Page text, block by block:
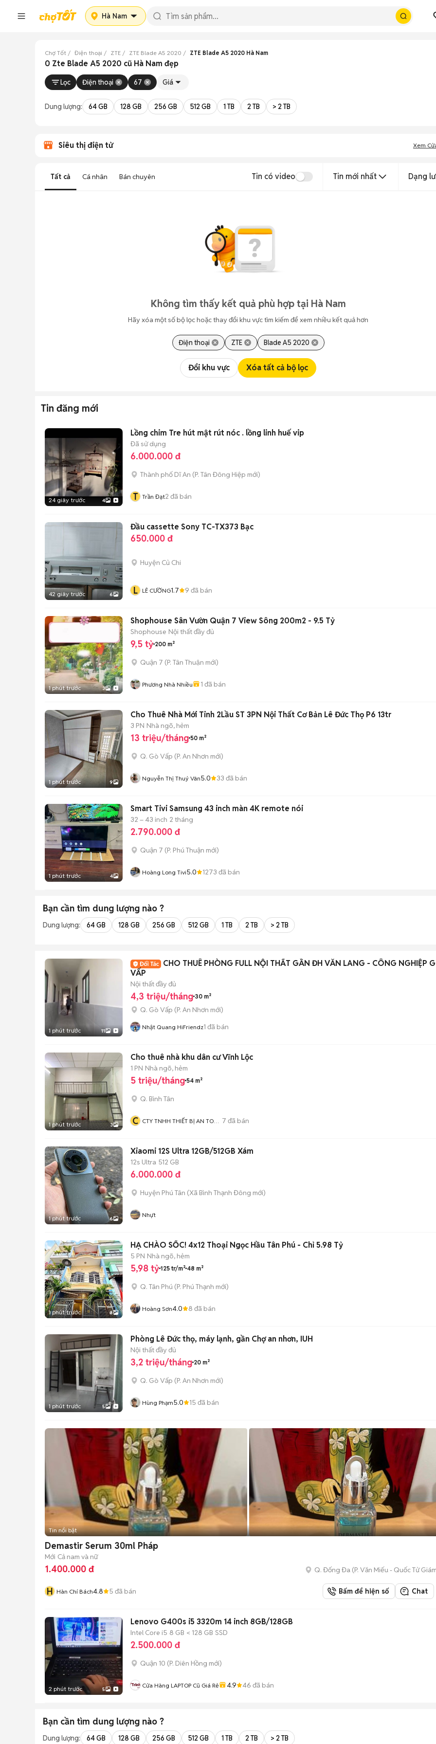
Hà Nam
Chợ Tốt Điện thoại ZTE ZTE Blade A5 2020 ZTE Blade A5 2020 Hà Nam
0 Zte Blade A5 2020 cũ Hà Nam đẹp
Lọc Điện thoại 67 Giá
Dung lượng: 64 GB 128 GB 256 GB 512 GB 1 TB 2 TB > 2 TB
Siêu thị điện tử Xem
Tất cả Cá nhân Bán chuyên Tin có video Tin mới nhất Dạng
Không tìm thấy kết quả phù hợp tại Hà Nam
Hãy xóa một số bộ lọc hoặc thay đổi khu vực tìm kiếm để xem nhiều kết quả hơn
Điện thoại ZTE Blade A5 2020
Đổi khu vực Xóa tất cả bộ lọc
Tin đăng mới
24 giây trước 4
Lồng chim Tre hút mật rút nóc . lồng linh huế vip
Đã sử dụng
6.000.000 đ
Thành phố Dĩ An (P. Tân Đông Hiệp mới)
T Trần Đạt2 đã bán
42 giây trước 6
Đầu cassette Sony TC-TX373 Bạc
650.000 đ
Huyện Củ Chi
L LÊ CƯỜNG1.7 9 đã bán
1 phút trước 3
Shophouse Sân Vườn Quận 7 View Sông 200m2 - 9.5 Tỷ
Shophouse Nội thất đầy đủ
9,5 tỷ 200 m²
Quận 7 (P. Tân Thuận mới)
Phương Nhà Nhiều 1 đã bán
1 phút trước 9
Cho Thuê Nhà Mới Tinh 2Lầu ST 3PN Nội Thất Cơ Bản Lê Đức Thọ P6 13tr
3 PN Nhà ngõ, hẻm
13 triệu/tháng 50 m²
Q. Gò Vấp (P. An Nhơn mới)
Nguyễn Thị Thuý Vân5.0 33 đã bán
1 phút trước 4
Smart Tivi Samsung 43 inch màn 4K remote nói
32 – 43 inch 2 tháng
2.790.000 đ
Quận 7 (P. Phú Thuận mới)
Hoàng Long Tivi5.0 1273 đã bán
Bạn cần tìm dung lượng nào ?
Dung lượng: 64 GB 128 GB 256 GB 512 GB 1 TB 2 TB > 2 TB
1 phút trước 11
CHO THUÊ PHÒNG FULL NỘI THẤT GẦN ĐH VĂN LANG - CÔNG NGHIỆP
VẤP
Nội thất đầy đủ
4,3 triệu/tháng 30 m²
Q. Gò Vấp (P. An Nhơn mới)
Nhật Quang HiFriendz1 đã bán
1 phút trước 3
Cho thuê nhà khu dân cư Vĩnh Lộc
1 PN Nhà ngõ, hẻm
5 triệu/tháng 54 m²
Q. Bình Tân
C CTY TNHH THIẾT BỊ AN TOÀN 7 đã bán
1 phút trước 6
Xiaomi 12S Ultra 12GB/512GB Xám
12s Ultra 512 GB
6.000.000 đ
Huyện Phú Tân (Xã Bình Thạnh Đông mới)
Nhựt
1 phút trước 8
HẠ CHÀO SỐC! 4x12 Thoại Ngọc Hầu Tân Phú - Chỉ 5.98 Tỷ
5 PN Nhà ngõ, hẻm
5,98 tỷ 125 tr/m² 48 m²
Q. Tân Phú (P. Phú Thạnh mới)
Hoàng Sơn4.0 8 đã bán
1 phút trước 5
Phòng Lê Đức thọ, máy lạnh, gần Chợ an nhơn, IUH
Nội thất đầy đủ
3,2 triệu/tháng 20 m²
Q. Gò Vấp (P. An Nhơn mới)
Hùng Phạm5.0 15 đã bán
Tin nổi bật
Demastir Serum 30ml Pháp
Mới Cả nam và nữ
1.400.000 đ Q. Đống Đa (P. Văn Miếu - Quốc Tử
H Hàn Chí Bách4.8 5 đã bán Bấm để hiện số Chat
2 phút trước 5
Lenovo G400s i5 3320m 14 inch 8GB/128GB
Intel Core i5 8 GB < 128 GB SSD
2.500.000 đ
Quận 10 (P. Diên Hồng mới)
Cửa Hàng LAPTOP Cũ Giá Rẻ 4.9 46 đã bán
Bạn cần tìm dung lượng nào ?
Dung lượng: 64 GB 128 GB 256 GB 512 GB 1 TB 2 TB > 2 TB